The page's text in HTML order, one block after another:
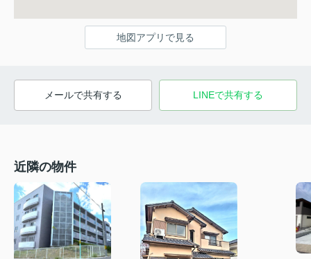
地図アプリで見る
メールで共有する LINEで共有する
近隣の物件